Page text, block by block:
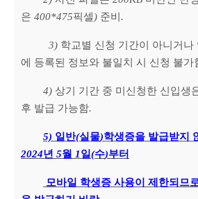
은 400*475픽셀) 준비 .
3) 학교별 신청 기간이 아니거나
에 등록된 정보와 불일치 시 신청 불가
4) 상기 기간 중 미신청한 신입생
후 발급 가능함.
5) 일반(실물)학생증을 발급받지
2024년 5월 1일(수)부터
모바일 학생증 사용이 제한되므